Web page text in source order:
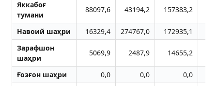
Яккабоғ
тумани
88097,6 43194,2 157383,2
Навоий шаҳри 16329,4 274767,0 172935,1
Зарафшон
шаҳри
5069,9 2487,9 14655,2
Ғозғон шаҳри 0,0 0,0
0,0